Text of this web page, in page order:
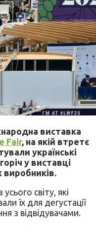
виставка
Fair, на якій втретє
українські
у виставці
виробників.
світу, які
їх для дегустації
з відвідувачами.